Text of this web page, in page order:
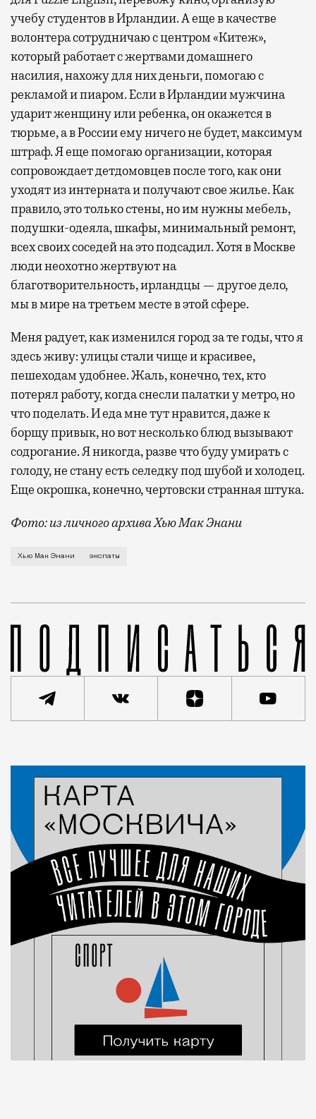
учебу студентов в Ирландии. А еще в качестве
волонтера сотрудничаю с центром «Китеж»,
который работает с жертвами домашнего
насилия, нахожу для них деньги, помогаю с
рекламой и пиаром. Если в Ирландии мужчина
ударит женщину или ребенка, он окажется в
тюрьме, а в России ему ничего не будет, максимум
штраф. Я еще помогаю организации, которая
сопровождает детдомовцев после того, как они
уходят из интерната и получают свое жилье. Как
правило, это только стены, но им нужны мебель,
подушки-одеяла, шкафы, минимальный ремонт,
всех своих соседей на это подсадил. Хотя в Москве
люди неохотно жертвуют на
благотворительность, ирландцы — другое дело,
мы в мире на третьем месте в этой сфере.
Меня радует, как изменился город за те годы, что я
здесь живу: улицы стали чище и красивее,
пешеходам удобнее. Жаль, конечно, тех, кто
потерял работу, когда снесли палатки у метро, но
что поделать. И еда мне тут нравится, даже к
борщу привык, но вот несколько блюд вызывают
содрогание. Я никогда, разве что буду умирать с
голоду, не стану есть селедку под шубой и холодец.
Еще окрошка, конечно, чертовски странная штука.
Фото: из личного архива Хью Мак Энани
Согласно информации Института социального
Хью Мак Энани экспаты
Статья
Люди
Мария Ганиянц